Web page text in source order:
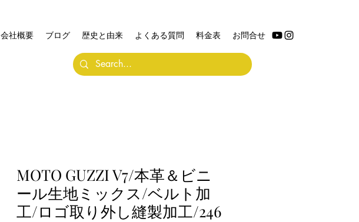
会社概要 ブログ 歴史と由来 よくある質問 料金表 お問合せ
MOTO GUZZI V7/本革＆ビニ
ール生地ミックス/ベルト加
工/ロゴ取り外し縫製加工/246